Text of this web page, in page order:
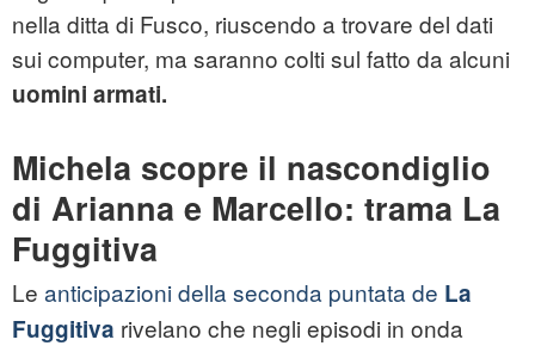
nella ditta di Fusco, riuscendo a trovare del dati
sui computer, ma saranno colti sul fatto da alcuni
uomini armati.
Michela scopre il nascondiglio
di Arianna e Marcello: trama La
Fuggitiva
Le anticipazioni della seconda puntata de La
Fuggitiva rivelano che negli episodi in onda